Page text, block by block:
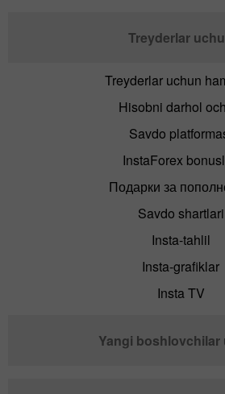
Treyderlar
Treyderlar uchun
Hisobni darhol
Savdo
InstaForex
Подарки за
Savdo shartlari
Insta-tahlil
Insta-grafiklar
Insta TV
Yangi boshlovchilar